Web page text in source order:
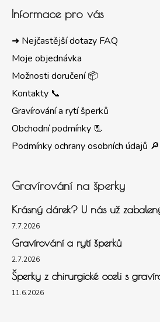
Informace pro vás
➜ Nejčastější dotazy FAQ
Moje objednávka
Možnosti doručení 📦
Kontakty 📞
Gravírování a rytí šperků
Obchodní podmínky 📃
Podmínky ochrany osobních údajů 🔎
Gravírování na šperky
Krásný dárek? U nás už
7.7.2026
Gravírování a rytí šperků
2.7.2026
Šperky z chirurgické oceli s
11.6.2026